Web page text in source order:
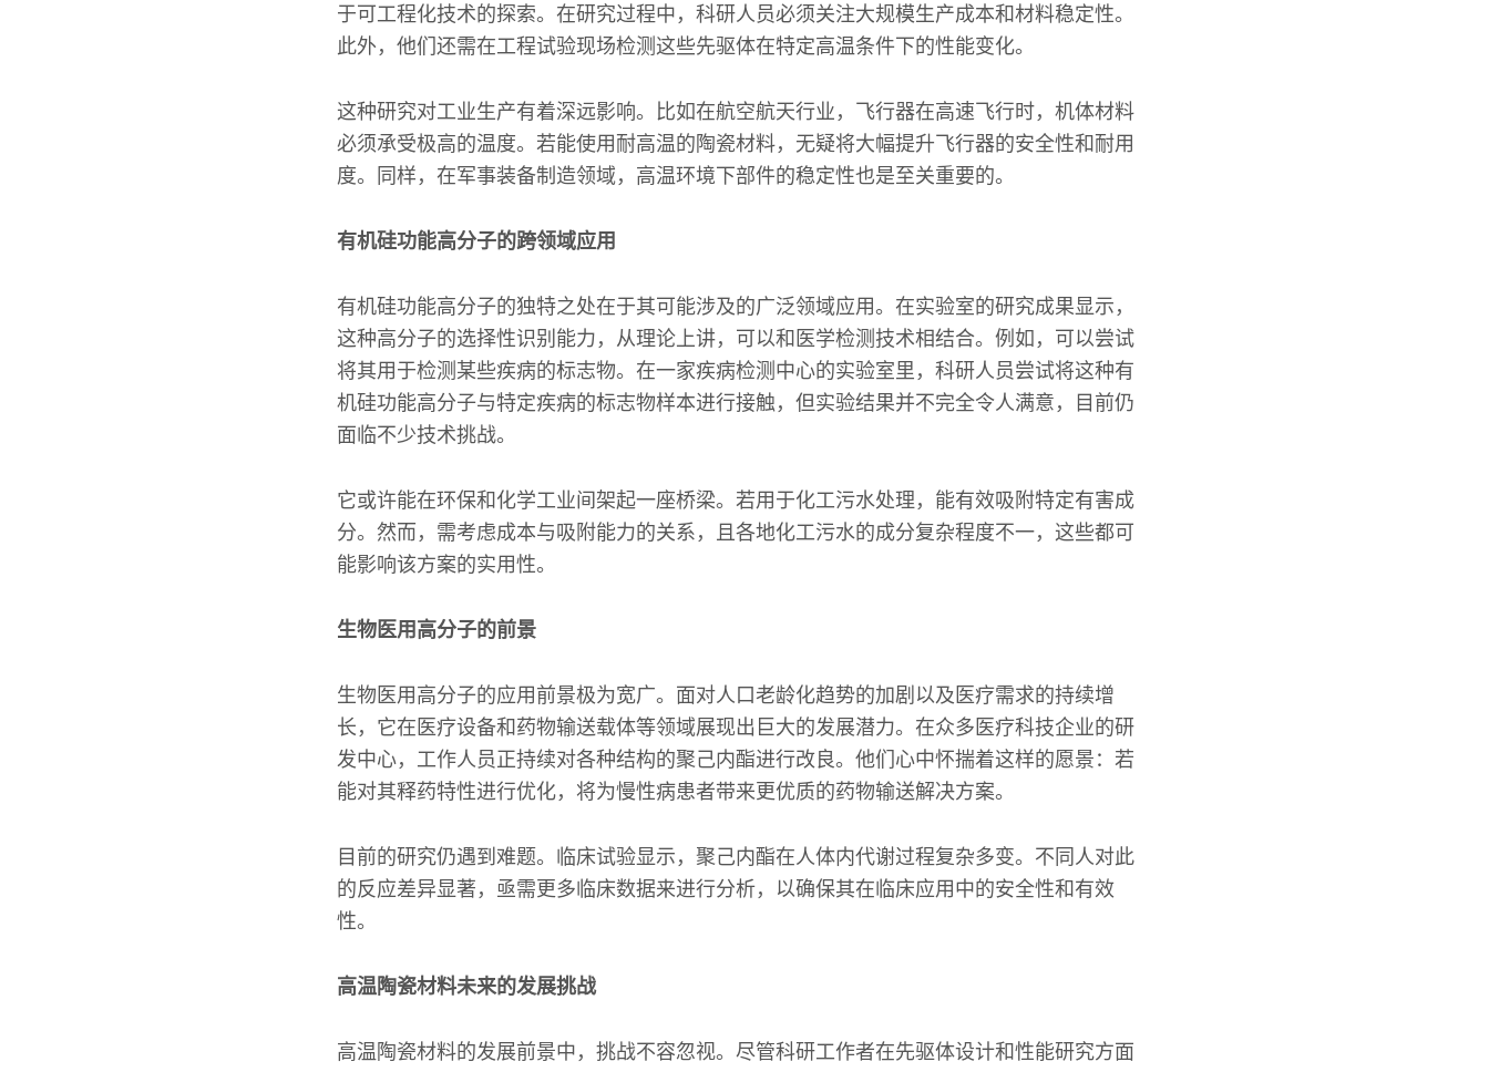
于可工程化技术的探索。在研究过程中，科研人员必须关注大规模生产成本和材料稳定性。
此外，他们还需在工程试验现场检测这些先驱体在特定高温条件下的性能变化。
这种研究对工业生产有着深远影响。比如在航空航天行业，飞行器在高速飞行时，机体材料
必须承受极高的温度。若能使用耐高温的陶瓷材料，无疑将大幅提升飞行器的安全性和耐用
度。同样，在军事装备制造领域，高温环境下部件的稳定性也是至关重要的。
有机硅功能高分子的跨领域应用
有机硅功能高分子的独特之处在于其可能涉及的广泛领域应用。在实验室的研究成果显示，
这种高分子的选择性识别能力，从理论上讲，可以和医学检测技术相结合。例如，可以尝试
将其用于检测某些疾病的标志物。在一家疾病检测中心的实验室里，科研人员尝试将这种有
机硅功能高分子与特定疾病的标志物样本进行接触，但实验结果并不完全令人满意，目前仍
面临不少技术挑战。
它或许能在环保和化学工业间架起一座桥梁。若用于化工污水处理，能有效吸附特定有害成
分。然而，需考虑成本与吸附能力的关系，且各地化工污水的成分复杂程度不一，这些都可
能影响该方案的实用性。
生物医用高分子的前景
生物医用高分子的应用前景极为宽广。面对人口老龄化趋势的加剧以及医疗需求的持续增
长，它在医疗设备和药物输送载体等领域展现出巨大的发展潜力。在众多医疗科技企业的研
发中心，工作人员正持续对各种结构的聚己内酯进行改良。他们心中怀揣着这样的愿景：若
能对其释药特性进行优化，将为慢性病患者带来更优质的药物输送解决方案。
目前的研究仍遇到难题。临床试验显示，聚己内酯在人体内代谢过程复杂多变。不同人对此
的反应差异显著，亟需更多临床数据来进行分析，以确保其在临床应用中的安全性和有效
性。
高温陶瓷材料未来的发展挑战
高温陶瓷材料的发展前景中，挑战不容忽视。尽管科研工作者在先驱体设计和性能研究方面